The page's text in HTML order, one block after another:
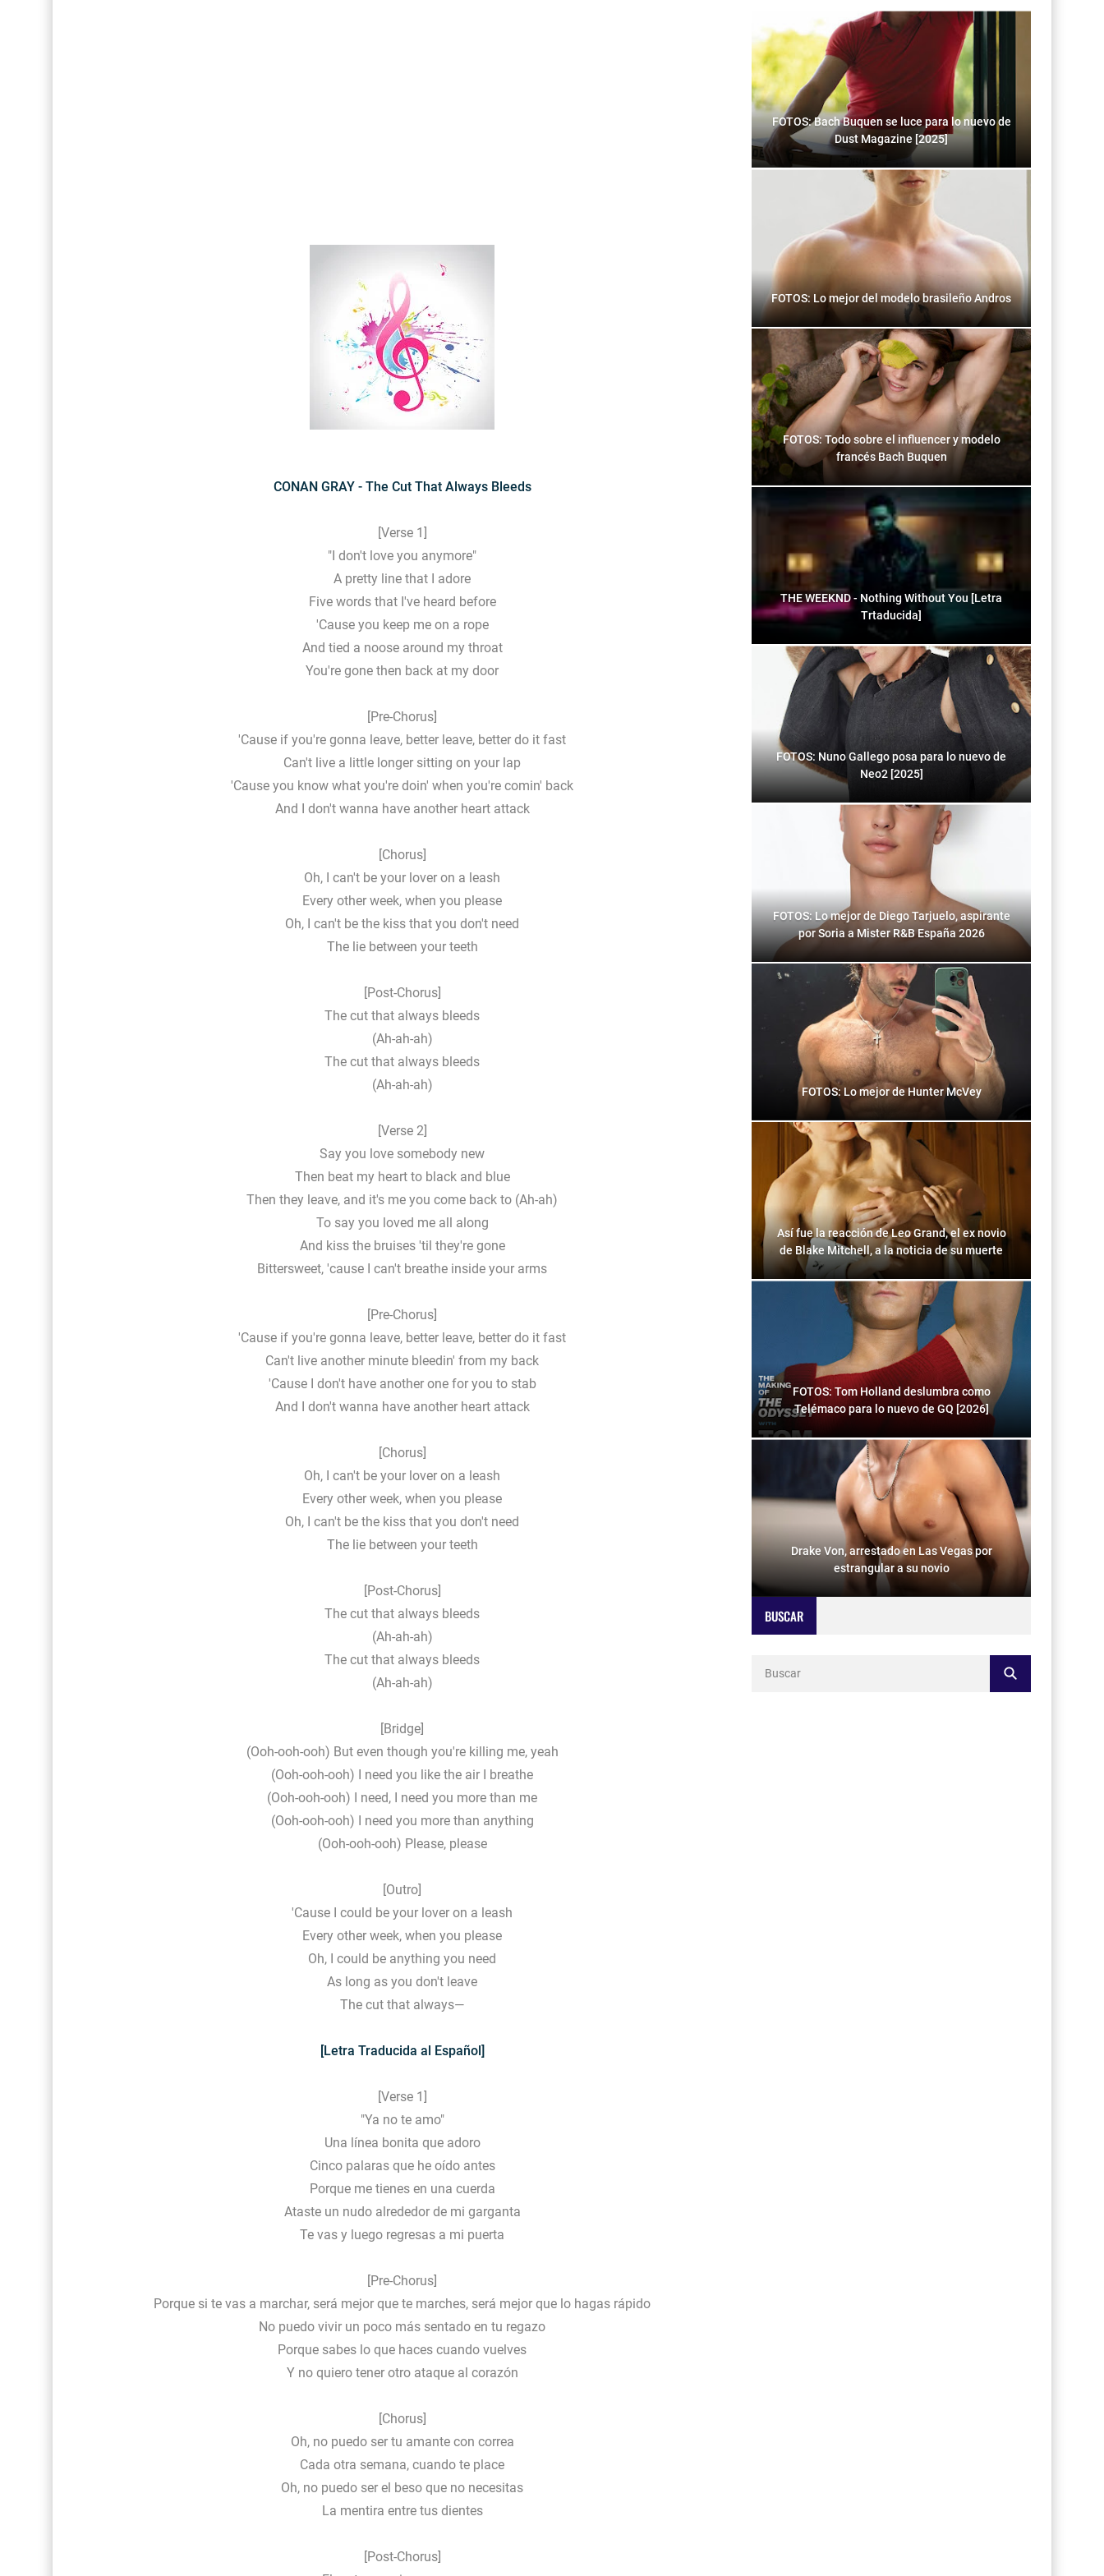
CONAN GRAY - The Cut That Always Bleeds
[Verse 1]
"I don't love you anymore"
A pretty line that I adore
Five words that I've heard before
'Cause you keep me on a rope
And tied a noose around my throat
You're gone then back at my door
[Pre-Chorus]
'Cause if you're gonna leave, better leave, better do it fast
Can't live a little longer sitting on your lap
'Cause you know what you're doin' when you're comin' back
And I don't wanna have another heart attack
[Chorus]
Oh, I can't be your lover on a leash
Every other week, when you please
Oh, I can't be the kiss that you don't need
The lie between your teeth
[Post-Chorus]
The cut that always bleeds
(Ah-ah-ah)
The cut that always bleeds
(Ah-ah-ah)
[Verse 2]
Say you love somebody new
Then beat my heart to black and blue
Then they leave, and it's me you come back to (Ah-ah)
To say you loved me all along
And kiss the bruises 'til they're gone
Bittersweet, 'cause I can't breathe inside your arms
[Pre-Chorus]
'Cause if you're gonna leave, better leave, better do it fast
Can't live another minute bleedin' from my back
'Cause I don't have another one for you to stab
And I don't wanna have another heart attack
[Chorus]
Oh, I can't be your lover on a leash
Every other week, when you please
Oh, I can't be the kiss that you don't need
The lie between your teeth
[Post-Chorus]
The cut that always bleeds
(Ah-ah-ah)
The cut that always bleeds
(Ah-ah-ah)
[Bridge]
(Ooh-ooh-ooh) But even though you're killing me, yeah
(Ooh-ooh-ooh) I need you like the air I breathe
(Ooh-ooh-ooh) I need, I need you more than me
(Ooh-ooh-ooh) I need you more than anything
(Ooh-ooh-ooh) Please, please
[Outro]
'Cause I could be your lover on a leash
Every other week, when you please
Oh, I could be anything you need
As long as you don't leave
The cut that always—
[Letra Traducida al Español]
[Verse 1]
"Ya no te amo"
Una línea bonita que adoro
Cinco palaras que he oído antes
Porque me tienes en una cuerda
Ataste un nudo alrededor de mi garganta
Te vas y luego regresas a mi puerta
[Pre-Chorus]
Porque si te vas a marchar, será mejor que te marches, será mejor que lo hagas rápido
No puedo vivir un poco más sentado en tu regazo
Porque sabes lo que haces cuando vuelves
Y no quiero tener otro ataque al corazón
[Chorus]
Oh, no puedo ser tu amante con correa
Cada otra semana, cuando te place
Oh, no puedo ser el beso que no necesitas
La mentira entre tus dientes
[Post-Chorus]
FOTOS: Bach Buquen se luce para lo nuevo de
Dust Magazine [2025]
FOTOS: Lo mejor del modelo brasileño Andros
FOTOS: Todo sobre el influencer y modelo
francés Bach Buquen
THE WEEKND - Nothing Without You [Letra
Trtaducida]
FOTOS: Nuno Gallego posa para lo nuevo de
Neo2 [2025]
FOTOS: Lo mejor de Diego Tarjuelo, aspirante
por Soria a Mister R&B España 2026
FOTOS: Lo mejor de Hunter McVey
Así fue la reacción de Leo Grand, el ex novio
de Blake Mitchell, a la noticia de su muerte
FOTOS: Tom Holland deslumbra como
Telémaco para lo nuevo de GQ [2026]
Drake Von, arrestado en Las Vegas por
estrangular a su novio
BUSCAR